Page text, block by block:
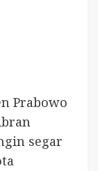
Prabowo
segar